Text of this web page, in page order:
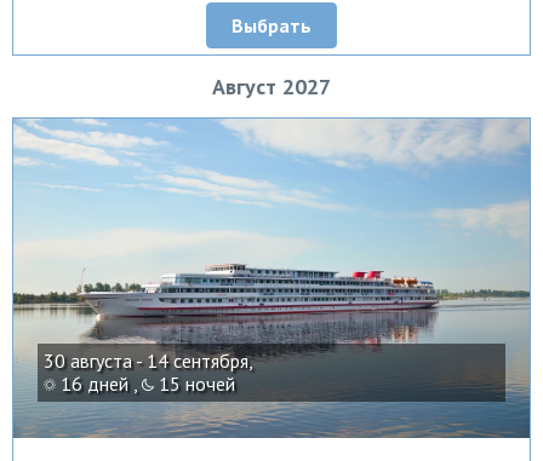
Выбрать
Август 2027
30 августа - 14 сентября,
16 дней ,
15 ночей